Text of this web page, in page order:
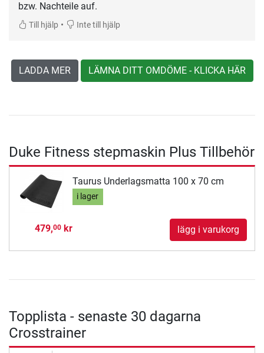
bzw. Nachteile auf.
Till hjälp • Inte till hjälp
LADDA MER LÄMNA DITT OMDÖME - KLICKA HÄR
Duke Fitness stepmaskin Plus Tillbehör
Taurus Underlagsmatta 100 x 70 cm
i lager
479,00kr lägg i varukorg
Topplista - senaste 30 dagarna
Crosstrainer